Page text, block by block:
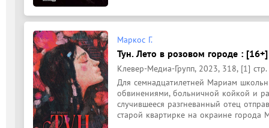
Маркос Г.
Тун. Лето в розовом городе : [16+]
Клевер-Медиа-Групп, 2023, 318, [1] стр.
Для семнадцатилетней Мариам
обвинениями, больничной койкой и
случившееся разгневанный отец
старой квартирке на окраине города